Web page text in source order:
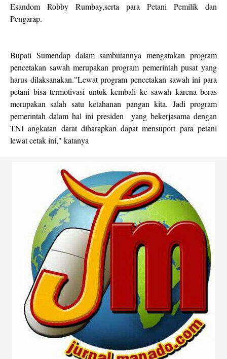
Esandom Robby Rumbay,serta para Petani Pemilik dan
Pengarap.
Bupati Sumendap dalam sambutannya mengatakan program
pencetakan sawah merupakan program pemerintah pusat yang
harus dilaksanakan."Lewat program pencetakan sawah ini para
petani bisa termotivasi untuk kembali ke sawah karena beras
merupakan salah satu ketahanan pangan kita. Jadi program
pemerintah dalam hal ini presiden yang bekerjasama dengan
TNI angkatan darat diharapkan dapat mensuport para petani
lewat cetak ini," katanya